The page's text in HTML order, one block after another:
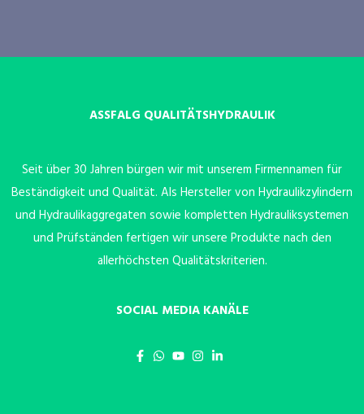
ASSFALG QUALITÄTSHYDRAULIK
Seit über 30 Jahren bürgen wir mit unserem Firmennamen für
Beständigkeit und Qualität. Als Hersteller von Hydraulikzylindern
und Hydraulikaggregaten sowie kompletten Hydrauliksystemen
und Prüfständen fertigen wir unsere Produkte nach den
allerhöchsten Qualitätskriterien.
SOCIAL MEDIA KANÄLE